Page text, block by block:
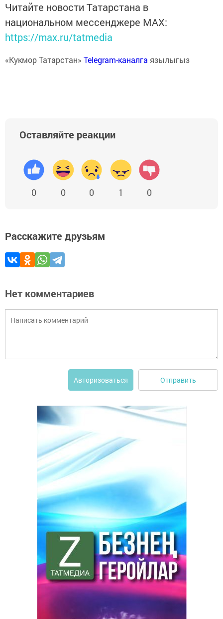
Читайте новости Татарстана в
национальном мессенджере MАХ:
https://max.ru/tatmedia
«Кукмор Татарстан» Telegram-каналга язылыгыз
Оставляйте реакции
0 0 0 1 0
Расскажите друзьям
Нет комментариев
Авторизоваться Отправить